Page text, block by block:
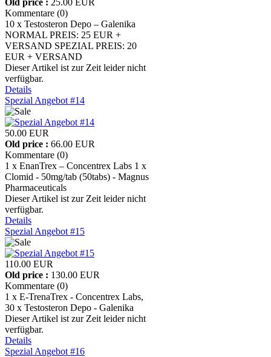
Kommentare (0)
10 x Testosteron Depo – Galenika
NORMAL PREIS: 25 EUR +
VERSAND SPEZIAL PREIS: 20
EUR + VERSAND
Dieser Artikel ist zur Zeit leider nicht
verfügbar.
Details
Spezial Angebot #14
50.00 EUR
Old price : 66.00 EUR
Kommentare (0)
1 x EnanTrex – Concentrex Labs 1 x
Clomid - 50mg/tab (50tabs) - Magnus
Pharmaceuticals
Dieser Artikel ist zur Zeit leider nicht
verfügbar.
Details
Spezial Angebot #15
110.00 EUR
Old price : 130.00 EUR
Kommentare (0)
1 x E-TrenaTrex - Concentrex Labs,
30 x Testosteron Depo - Galenika
Dieser Artikel ist zur Zeit leider nicht
verfügbar.
Details
Spezial Angebot #16